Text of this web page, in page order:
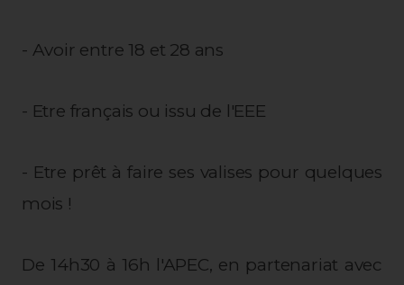
- Avoir entre 18 et 28 ans
- Etre français ou issu de l'EEE
- Etre prêt à faire ses valises pour quelques
mois !
De 14h30 à 16h l'APEC, en partenariat avec